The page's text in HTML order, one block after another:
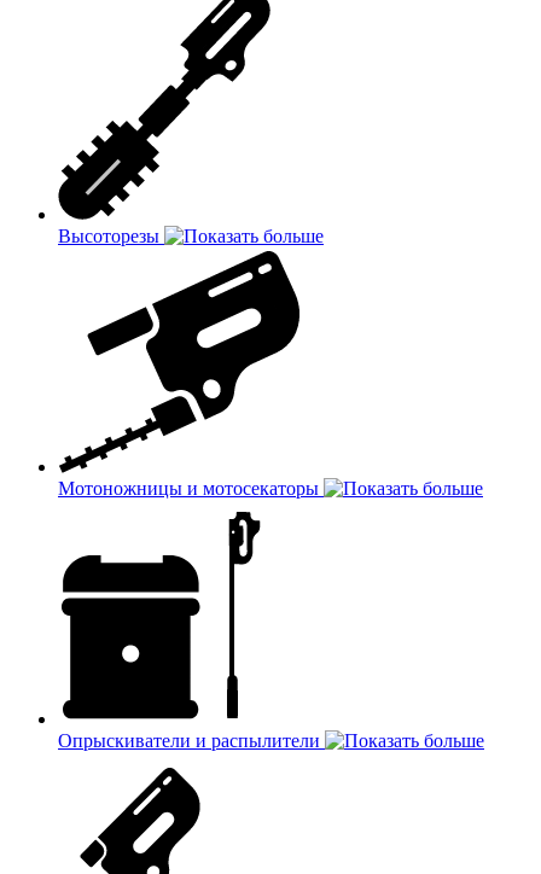
Высоторезы
Мотоножницы и мотосекаторы
Опрыскиватели и распылители